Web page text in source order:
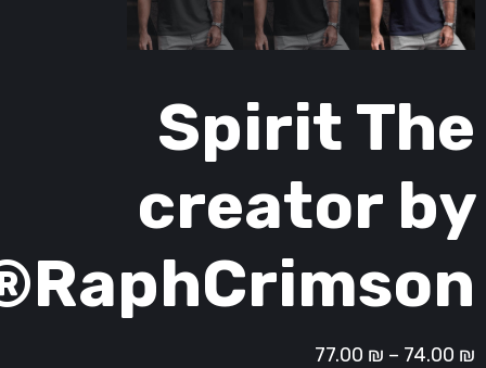
Spirit
creator
74.00
–
77.00 ₪